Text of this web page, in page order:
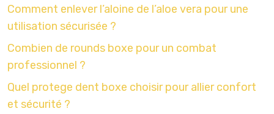
Comment enlever l’aloine de l’aloe vera pour une
utilisation sécurisée ?
Combien de rounds boxe pour un combat
professionnel ?
Quel protege dent boxe choisir pour allier confort
et sécurité ?